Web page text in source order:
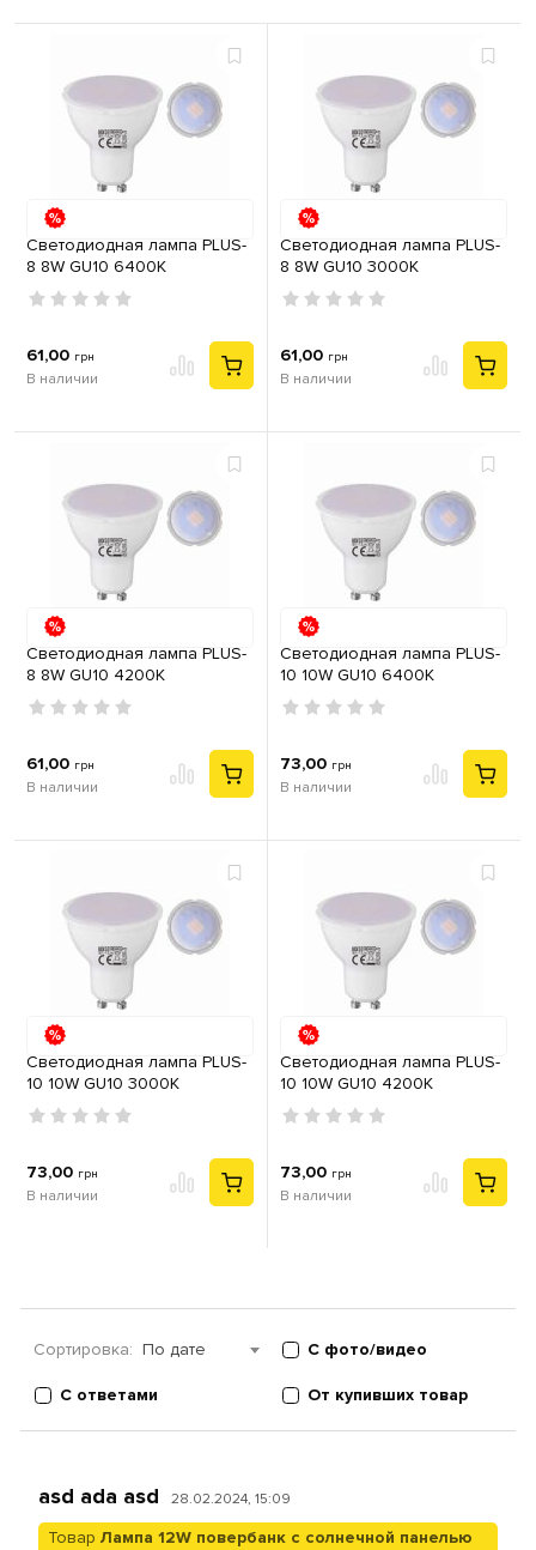
Светодиодная лампа PLUS-
8 8W GU10 6400К
61,00 грн
В наличии
Светодиодная лампа PLUS-
8 8W GU10 3000К
61,00 грн
В наличии
Светодиодная лампа PLUS-
8 8W GU10 4200К
61,00 грн
В наличии
Светодиодная лампа PLUS-
10 10W GU10 6400К
73,00 грн
В наличии
Светодиодная лампа PLUS-
10 10W GU10 3000К
73,00 грн
В наличии
Светодиодная лампа PLUS-
10 10W GU10 4200К
73,00 грн
В наличии
Сортировка: По дате С фото/видео
С ответами От купивших товар
asd ada asd 28.02.2024, 15:09
Товар Лампа 12W повербанк с солнечной панелью